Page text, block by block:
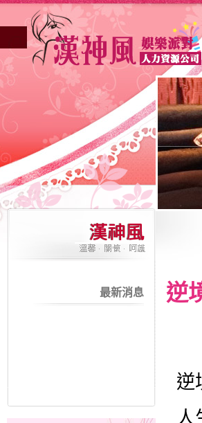
因不景氣的年代找不到工作？也許妳
最新消息 逆
逆
人